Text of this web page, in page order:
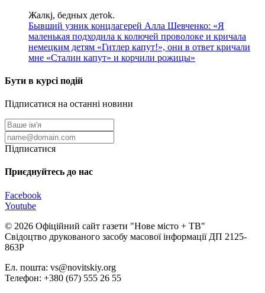
Жалкj, бедных детok.
Бывший узник концлагерей Алла Шевченко: «Я
маленькая подходила к колючей проволоке и кричала
немецким детям «Гитлер капут!», они в ответ кричали
мне «Сталин капут» и корчили рожицы»
Бути в курсі подій
Підписатися на останні новини
Підписатися
Приєднуйтесь до нас
Facebook
Youtube
© 2026 Офіційний сайт газети "Нове мiсто + ТВ"
Свідоцтво друкованого засобу масової інформації ДП 2125-
863Р
Ел. пошта: vs@novitskiy.org
Телефон: +380 (67) 555 26 55